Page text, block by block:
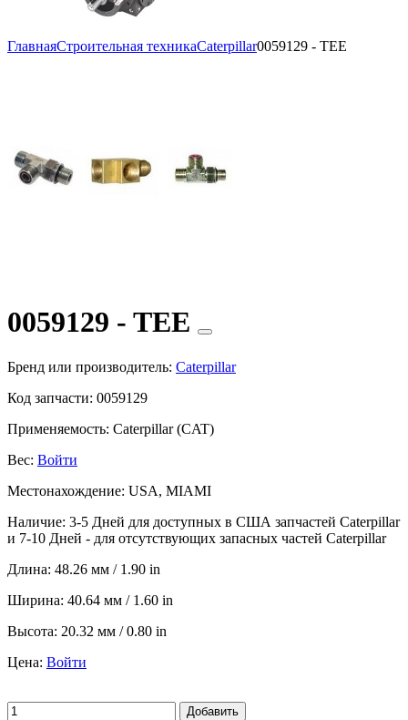
ГлавнаяСтроительная техникаCaterpillar0059129 - TEE
0059129 - TEE
Бренд или производитель: Caterpillar
Код запчасти: 0059129
Применяемость: Caterpillar (CAT)
Вес: Войти
Местонахождение: USA, MIAMI
Наличие: 3-5 Дней для доступных в США запчастей Caterpillar
и 7-10 Дней - для отсутствующих запасных частей Caterpillar
Длина: 48.26 мм / 1.90 in
Ширина: 40.64 мм / 1.60 in
Высота: 20.32 мм / 0.80 in
Цена: Войти
Добавить